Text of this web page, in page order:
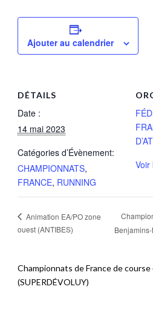
Ajouter au calendrier
DÉTAILS
Date :
14 mai 2023
Catégories d’Évènement:
CHAMPIONNATS,
FRANCE, RUNNING
Voir
Animation EA/PO zone
ouest (ANTIBES)
Championnats de France de
(SUPERDÉVOLUY)